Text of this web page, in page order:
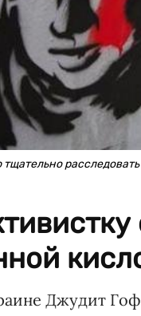
Джудит